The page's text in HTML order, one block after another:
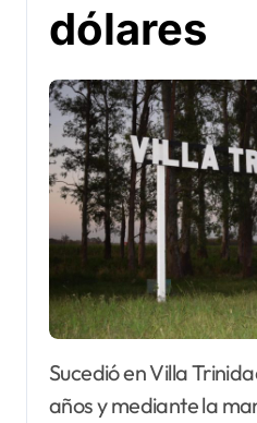
dólares
Sucedió en Villa Trinidad, la víctima tiene 84
años y mediante la